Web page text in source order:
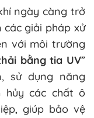
ngày càng trở
giải pháp xử
với môi trường
bằng tia UV”
sử dụng năng
hủy các chất ô
giúp bảo vệ